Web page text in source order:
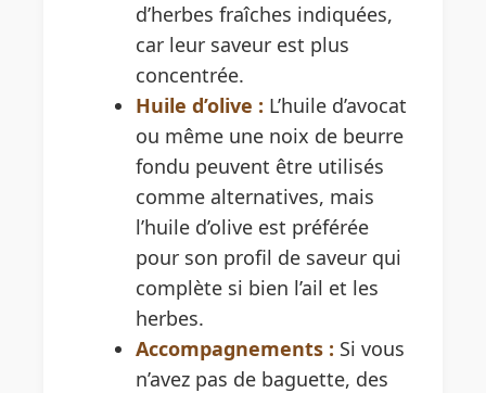
d’herbes fraîches indiquées,
car leur saveur est plus
concentrée.
Huile d’olive : L’huile d’avocat
ou même une noix de beurre
fondu peuvent être utilisés
comme alternatives, mais
l’huile d’olive est préférée
pour son profil de saveur qui
complète si bien l’ail et les
herbes.
Accompagnements : Si vous
n’avez pas de baguette, des